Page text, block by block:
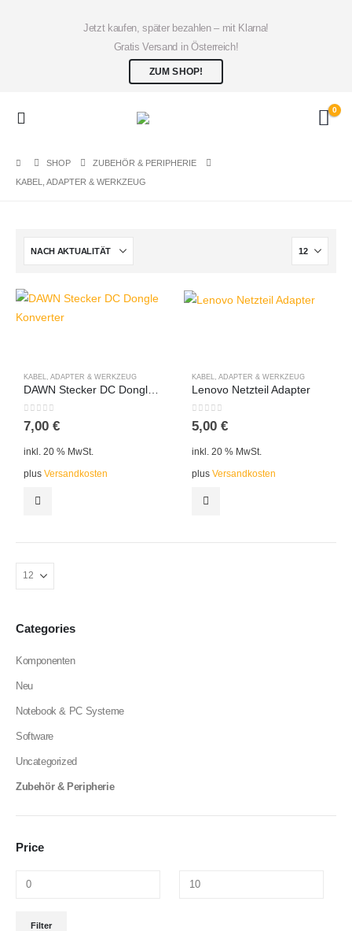
Jetzt kaufen, später bezahlen – mit Klarna!
Gratis Versand in Österreich!
ZUM SHOP!
0
SHOP
ZUBEHÖR & PERIPHERIE
KABEL, ADAPTER & WERKZEUG
KABEL, ADAPTER & WERKZEUG
DAWN Stecker DC Dongle Konverter
0out of 5
7,00 €
inkl. 20 % MwSt.
plus Versandkosten
KABEL, ADAPTER & WERKZEUG
Lenovo Netzteil Adapter
0out of 5
5,00 €
inkl. 20 % MwSt.
plus Versandkosten
Categories
Komponenten
Neu
Notebook & PC Systeme
Software
Uncategorized
Zubehör & Peripherie
Price
Filter